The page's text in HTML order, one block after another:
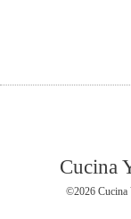
Cucina
©2026